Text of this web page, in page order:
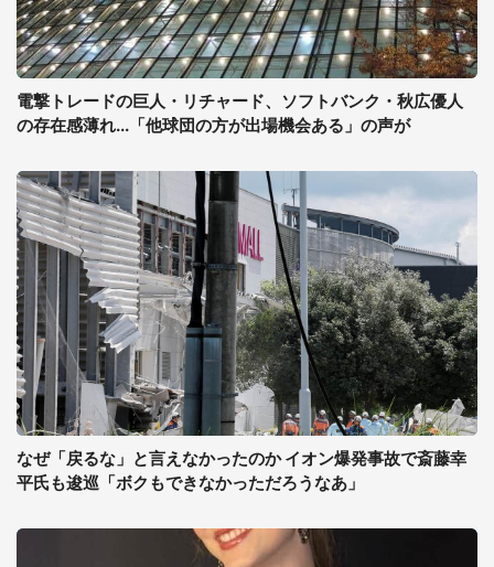
電撃トレードの巨人・リチャード、ソフトバンク・秋広優人
の存在感薄れ...「他球団の方が出場機会ある」の声が
なぜ「戻るな」と言えなかったのか イオン爆発事故で斎藤幸
平氏も逡巡「ボクもできなかっただろうなあ」